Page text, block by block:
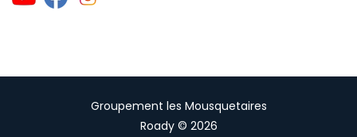
Groupement les Mousquetaires
Roady © 2026